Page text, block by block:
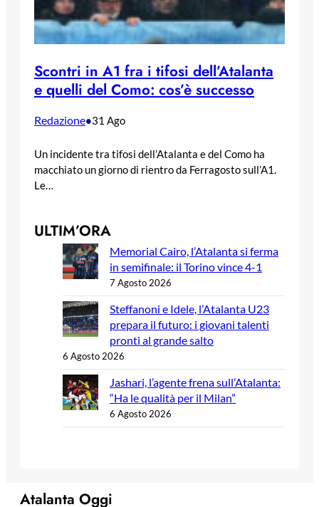
Scontri in A1 fra i tifosi dell’Atalanta
e quelli del Como: cos’è successo
Redazione•31 Ago
Un incidente tra tifosi dell’Atalanta e del Como ha
macchiato un giorno di rientro da Ferragosto sull’A1.
Le…
ULTIM’ORA
Memorial Cairo, l’Atalanta si ferma
in semifinale: il Torino vince 4-1
7 Agosto 2026
Steffanoni e Idele, l’Atalanta U23
prepara il futuro: i giovani talenti
pronti al grande salto
6 Agosto 2026
Jashari, l’agente frena sull’Atalanta:
“Ha le qualità per il Milan”
6 Agosto 2026
Atalanta Oggi